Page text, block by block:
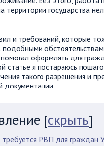
территории государства
и требований, которые
помогал оформлять для
статье я постараюсь
такого разрешения и
документации.
[скрыть]
требуется РВП для граждан